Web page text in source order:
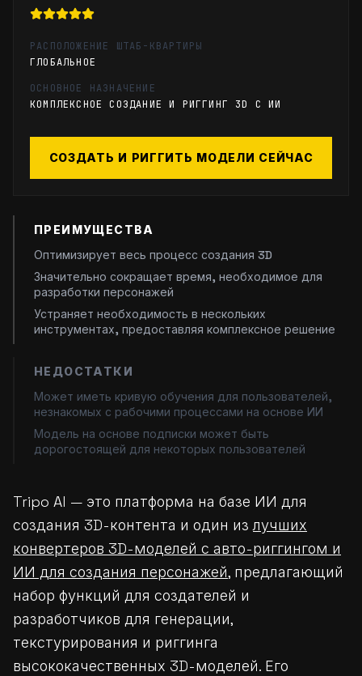
РАСПОЛОЖЕНИЕ ШТАБ-КВАРТИРЫ
ГЛОБАЛЬНОЕ
ОСНОВНОЕ НАЗНАЧЕНИЕ
КОМПЛЕКСНОЕ СОЗДАНИЕ И РИГГИНГ 3D С ИИ
СОЗДАТЬ И РИГГИТЬ МОДЕЛИ СЕЙЧАС
ПРЕИМУЩЕСТВА
Оптимизирует весь процесс создания 3D
Значительно сокращает время, необходимое для
разработки персонажей
Устраняет необходимость в нескольких
инструментах, предоставляя комплексное решение
НЕДОСТАТКИ
Может иметь кривую обучения для пользователей,
незнакомых с рабочими процессами на основе ИИ
Модель на основе подписки может быть
дорогостоящей для некоторых пользователей
Tripo AI — это платформа на базе ИИ для
создания 3D-контента и один излучших
конвертеров 3D-моделей с авто-риггингом и
ИИ для создания персонажей, предлагающий
набор функций для создателей и
разработчиков для генерации,
текстурирования и риггинга
высококачественных 3D-моделей. Его